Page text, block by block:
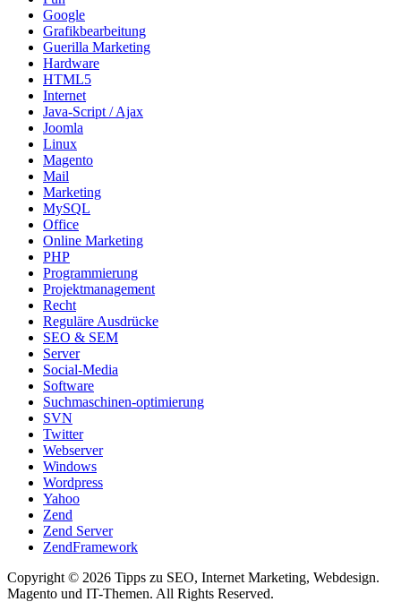
Google
Grafikbearbeitung
Guerilla Marketing
Hardware
HTML5
Internet
Java-Script / Ajax
Joomla
Linux
Magento
Mail
Marketing
MySQL
Office
Online Marketing
PHP
Programmierung
Projektmanagement
Recht
Reguläre Ausdrücke
SEO & SEM
Server
Social-Media
Software
Suchmaschinen-optimierung
SVN
Twitter
Webserver
Windows
Wordpress
Yahoo
Zend
Zend Server
ZendFramework
Copyright © 2026 Tipps zu SEO, Internet Marketing, Webdesign.
Magento und IT-Themen. All Rights Reserved.